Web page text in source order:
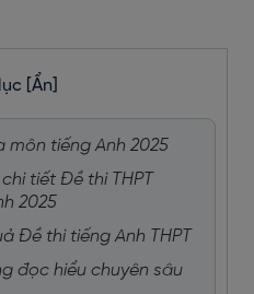
[Ẩn]
môn tiếng Anh 2025
tiết Đề thi THPT
2025
Đề thi tiếng Anh THPT
đọc hiểu chuyên sâu